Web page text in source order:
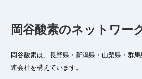
岡谷酸素のネットワー
岡谷酸素は、長野県・新潟県・山梨県・群
連会社を構えています。